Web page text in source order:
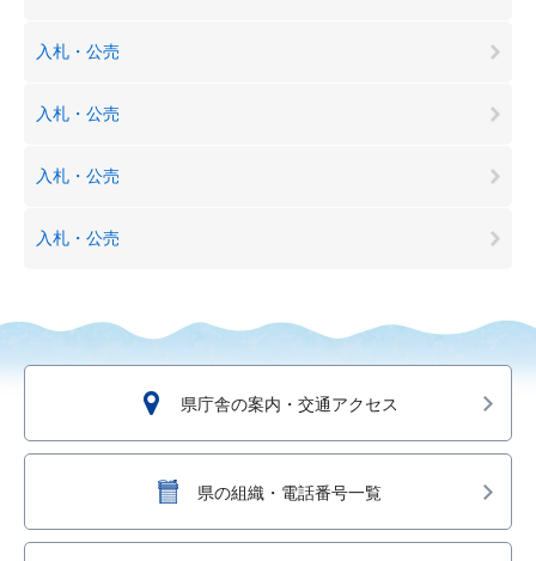
入札・公売
入札・公売
入札・公売
入札・公売
県庁舎の案内・交通アクセス
県の組織・電話番号一覧